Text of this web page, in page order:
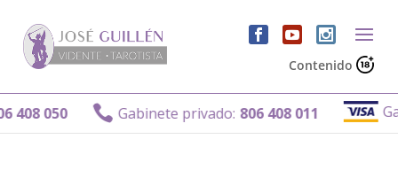
Contenido
050  Gabinete privado: 806 408 011